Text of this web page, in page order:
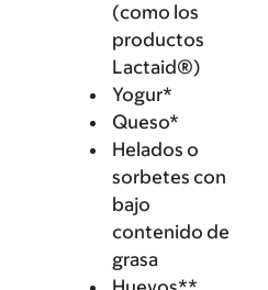
(como los
productos
Lactaid®)
Yogur*
Queso*
Helados o
sorbetes con
bajo
contenido de
grasa